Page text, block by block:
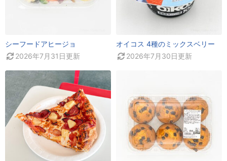
シーフードアヒージョ
2026年7月31日更新
オイコス 4種のミックスベリー
2026年7月30日更新